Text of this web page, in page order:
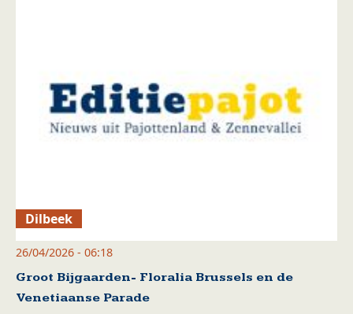
Dilbeek
26/04/2026 - 06:18
Groot Bijgaarden- Floralia Brussels en de
Venetiaanse Parade